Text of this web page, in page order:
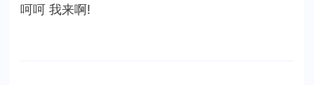
呵呵 我来啊!